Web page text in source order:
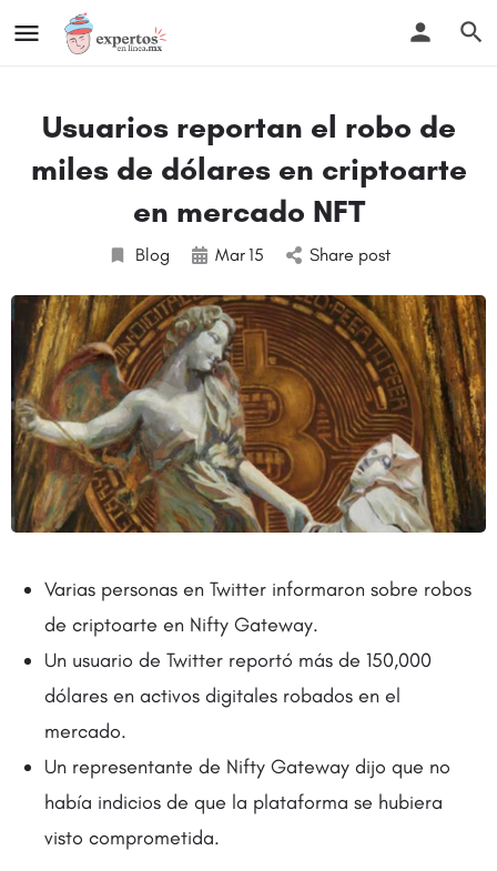
Usuarios reportan el robo de
miles de dólares en criptoarte
en mercado NFT
Blog Mar15 Share post
Varias personas en Twitter informaron sobre robos
de criptoarte en Nifty Gateway.
Un usuario de Twitter reportó más de 150,000
dólares en activos digitales robados en el
mercado.
Un representante de Nifty Gateway dijo que no
había indicios de que la plataforma se hubiera
visto comprometida.